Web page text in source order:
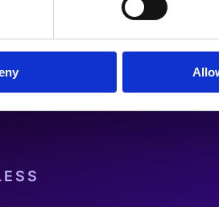
Headless Frontend für